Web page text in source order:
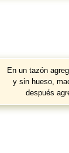
En un tazón
y sin hueso,
después